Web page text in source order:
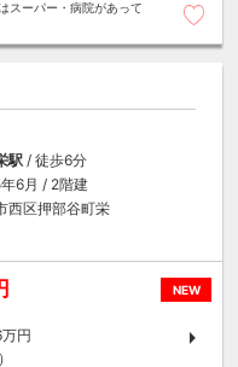
スーパー・病院があって
駅/ 徒歩6分
6月 / 2階建
西区押部谷町栄
NEW
円